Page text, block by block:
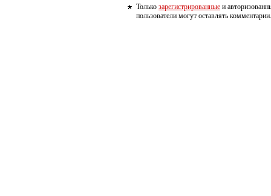
Только зарегистрированные и
пользователи могут оставлять комментарии.